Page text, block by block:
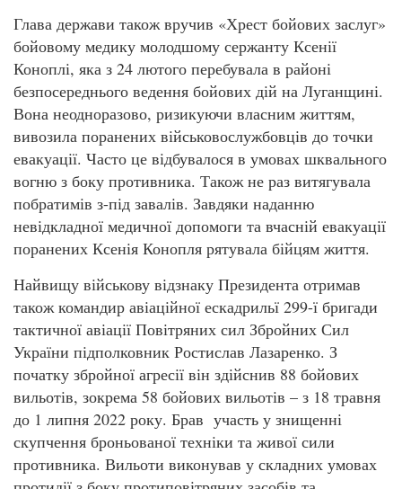
Глава держави також вручив «Хрест бойових заслуг»
бойовому медику молодшому сержанту Ксенії
Коноплі, яка з 24 лютого перебувала в районі
безпосереднього ведення бойових дій на Луганщині.
Вона неодноразово, ризикуючи власним життям,
вивозила поранених військовослужбовців до точки
евакуації. Часто це відбувалося в умовах шквального
вогню з боку противника. Також не раз витягувала
побратимів з-під завалів. Завдяки наданню
невідкладної медичної допомоги та вчасній евакуації
поранених Ксенія Конопля рятувала бійцям життя.
Найвищу військову відзнаку Президента отримав
також командир авіаційної ескадрильї 299-ї бригади
тактичної авіації Повітряних сил Збройних Сил
України підполковник Ростислав Лазаренко. З
початку збройної агресії він здійснив 88 бойових
вильотів, зокрема 58 бойових вильотів – з 18 травня
до 1 липня 2022 року. Брав участь у знищенні
скупчення броньованої техніки та живої сили
противника. Вильоти виконував у складних умовах